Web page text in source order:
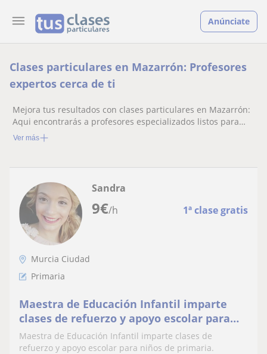
Anúnciate
Clases particulares en Mazarrón: Profesores
expertos cerca de ti
Mejora tus resultados con clases particulares en Mazarrón:
Aqui encontrarás a profesores especializados listos para
ayudarte.
Ver más
9€/h 1ª clase gratis
Sandra
Murcia Ciudad
Primaria
Maestra de Educación Infantil imparte
clases de refuerzo y apoyo escolar para
niños de primaria
Maestra de Educación Infantil imparte clases de
refuerzo y apoyo escolar para niños de primaria.